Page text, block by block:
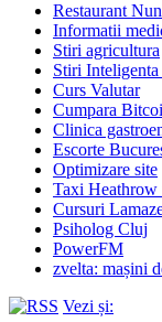
Restaurant
Informatii
Stiri agricultura
Stiri
Curs Valutar
Cumpara
Clinica
Escorte
Optimizare site
Taxi Heathrow
Cursuri
Psiholog Cluj
PowerFM
zvelta: mașini
Vezi și: